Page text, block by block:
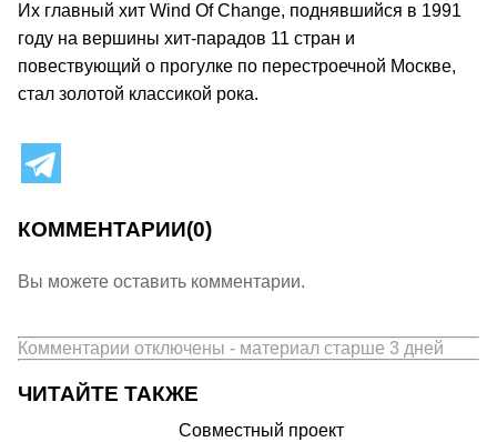
Их главный хит Wind Of Change, поднявшийся в 1991
году на вершины хит-парадов 11 стран и
повествующий о прогулке по перестроечной Москве,
стал золотой классикой рока.
КОММЕНТАРИИ(0)
Вы можете оставить комментарии.
Комментарии отключены - материал старше 3 дней
ЧИТАЙТЕ ТАКЖЕ
Совместный проект